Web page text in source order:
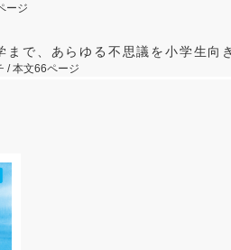
ージ
まで、あらゆる不思議を小学生向
/ 本文66ページ